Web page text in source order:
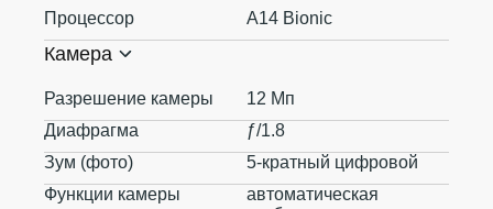
Процессор A14 Bionic
Камера
Разрешение камеры
12 Мп
Диафрагма
ƒ/1.8
Зум (фото)
5-кратный цифровой
Функции камеры
автоматическая